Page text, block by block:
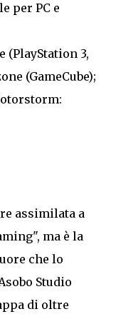
per PC e
(PlayStation 3,
(GameCube);
assimilata a
ma è la
che lo
Studio
di oltre